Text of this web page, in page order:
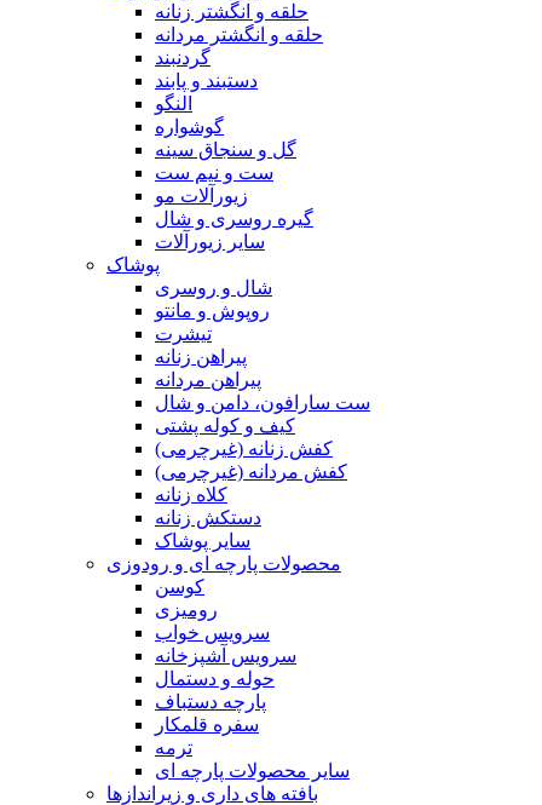
حلقه و انگشتر زنانه
حلقه و انگشتر مردانه
گردنبند
دستبند و پابند
النگو
گوشواره
گل و سنجاق سینه
ست و نیم ست
زیورآلات مو
گیره روسری و شال
سایر زیورآلات
پوشاک
شال و روسری
روپوش و مانتو
تیشرت
پیراهن زنانه
پیراهن مردانه
ست سارافون، دامن و شال
کیف و کوله پشتی
کفش زنانه (غیرچرمی)
کفش مردانه (غیرچرمی)
کلاه زنانه
دستکش زنانه
سایر پوشاک
محصولات پارچه ای و رودوزی
کوسن
رومیزی
سرویس خواب
سرویس آشپزخانه
حوله و دستمال
پارچه دستباف
سفره قلمکار
ترمه
سایر محصولات پارچه ای
بافته های داری و زیراندازها